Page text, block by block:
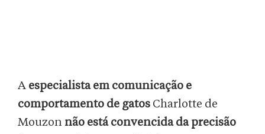
A especialista em comunicação e
comportamento de gatos Charlotte de
Mouzon não está convencida da precisão